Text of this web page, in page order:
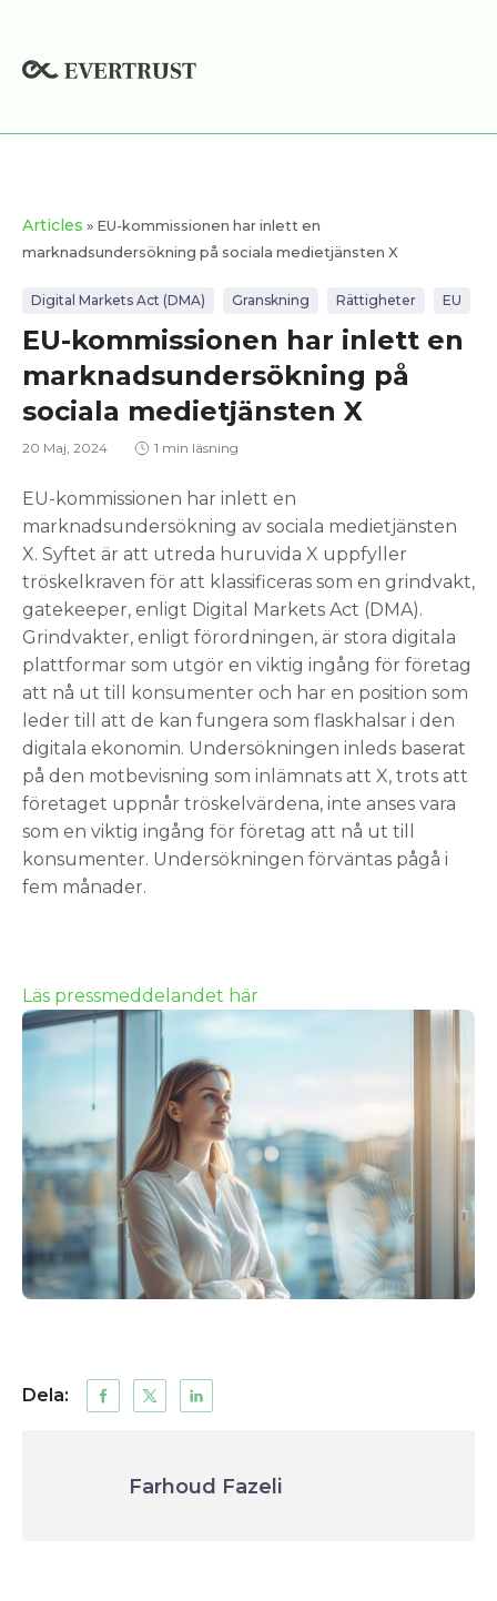
innehåll
Articles » EU-kommissionen har inlett en
marknadsundersökning på sociala medietjänsten X
Digital Markets Act (DMA) Granskning Rättigheter EU
EU-kommissionen har inlett en
marknadsundersökning på
sociala medietjänsten X
20 Maj, 2024 1 min läsning
EU-kommissionen har inlett en
marknadsundersökning av sociala medietjänsten
X. Syftet är att utreda huruvida X uppfyller
tröskelkraven för att klassificeras som en grindvakt,
gatekeeper, enligt Digital Markets Act (DMA).
Grindvakter, enligt förordningen, är stora digitala
plattformar som utgör en viktig ingång för företag
att nå ut till konsumenter och har en position som
leder till att de kan fungera som flaskhalsar i den
digitala ekonomin. Undersökningen inleds baserat
på den motbevisning som inlämnats att X, trots att
företaget uppnår tröskelvärdena, inte anses vara
som en viktig ingång för företag att nå ut till
konsumenter. Undersökningen förväntas pågå i
fem månader.
Läs pressmeddelandet här
Dela:
Farhoud Fazeli